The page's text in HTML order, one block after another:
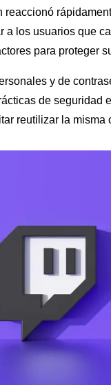
reaccionó
a los usuarios que
para proteger
y de
de seguridad
reutilizar la misma